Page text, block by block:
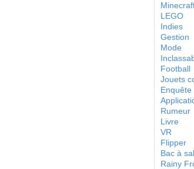
LEGO
Indies
Gestion
Mode
Football
Jouets
Enquête
Rumeur
Livre
VR
Flipper
Bac à
Rainy